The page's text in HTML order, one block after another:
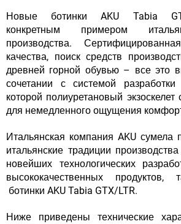
Новые ботинки AKU Tabia
конкретным примером
производства.
качества, поиск средств
древней горной обувью – все это
сочетании с системой
которой полиуретановый
для немедленного ощущения
Итальянская компания AKU сумела
итальянские традиции
новейших технологических
высококачественных
ботинки AKU Tabia GTX/LTR.
Ниже приведены технические